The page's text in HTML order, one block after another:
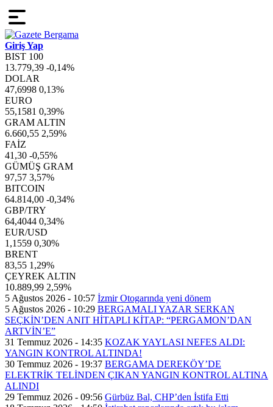
Giriş Yap
BIST 100
13.779,39 -0,14%
DOLAR
47,6998 0,13%
EURO
55,1581 0,39%
GRAM ALTIN
6.660,55 2,59%
FAİZ
41,30 -0,55%
GÜMÜŞ GRAM
97,57 3,57%
BITCOIN
64.814,00 -0,34%
GBP/TRY
64,4044 0,34%
EUR/USD
1,1559 0,30%
BRENT
83,55 1,29%
ÇEYREK ALTIN
10.889,99 2,59%
5 Ağustos 2026 - 10:57 İzmir Otogarında yeni dönem
5 Ağustos 2026 - 10:29 BERGAMALI YAZAR SERKAN
SEÇKİN’DEN ANIT HİTAPLI KİTAP: “PERGAMON’DAN
ARTVİN’E”
31 Temmuz 2026 - 14:35 KOZAK YAYLASI NEFES ALDI:
YANGIN KONTROL ALTINDA!
30 Temmuz 2026 - 19:37 BERGAMA DEREKÖY’DE
ELEKTRİK TELİNDEN ÇIKAN YANGIN KONTROL ALTINA
ALINDI
29 Temmuz 2026 - 09:56 Gürbüz Bal, CHP’den İstifa Etti